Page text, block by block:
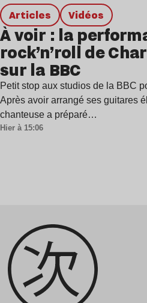
Articles Vidéos
À voir : la
rock’n’roll de
sur la BBC
Petit stop aux studios de la BBC
Après avoir arrangé ses guitares
chanteuse a préparé…
Hier à 15:06